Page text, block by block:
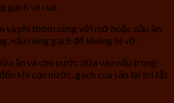
gạch và cua.
và phi thơm cùng với mỡ hoặc dầu ăn.
nấu riêng gạch để không bị vỡ.
ăn và cho nước dừa vào nấu trong
khi cạn nước, gạch cua săn lại thì tắt